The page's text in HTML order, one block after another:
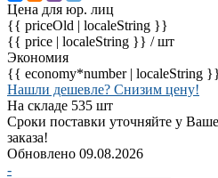
Цена для юр. лиц
{{ priceOld | localeString }}
{{ price | localeString }} / шт
Экономия
{{ economy*number | localeString
Нашли дешевле? Снизим цену!
На складе 535 шт
Сроки поставки уточняйте у
заказа!
Обновлено 09.08.2026
-